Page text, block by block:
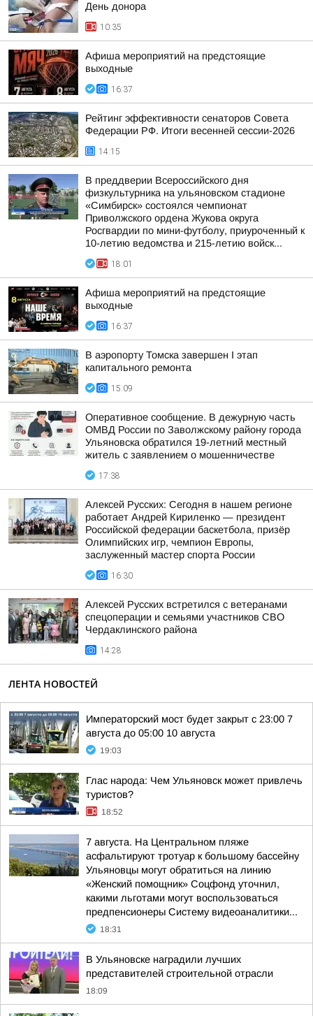
День донора
10:35
Афиша мероприятий на предстоящие
выходные
16:37
Рейтинг эффективности сенаторов Совета
Федерации РФ. Итоги весенней сессии-2026
14:15
В преддверии Всероссийского дня
физкультурника на ульяновском стадионе
«Симбирск» состоялся чемпионат
Приволжского ордена Жукова округа
Росгвардии по мини-футболу, приуроченный к
10-летию ведомства и 215-летию войск...
18:01
Афиша мероприятий на предстоящие
выходные
16:37
В аэропорту Томска завершен I этап
капитального ремонта
15:09
Оперативное сообщение. В дежурную часть
ОМВД России по Заволжскому району города
Ульяновска обратился 19-летний местный
житель с заявлением о мошенничестве
17:38
Алексей Русских: Сегодня в нашем регионе
работает Андрей Кириленко — президент
Российской федерации баскетбола, призёр
Олимпийских игр, чемпион Европы,
заслуженный мастер спорта России
16:30
Алексей Русских встретился с ветеранами
спецоперации и семьями участников СВО
Чердаклинского района
14:28
ЛЕНТА НОВОСТЕЙ
Императорский мост будет закрыт с 23:00 7
августа до 05:00 10 августа
19:03
Глас народа: Чем Ульяновск может привлечь
туристов?
18:52
7 августа. На Центральном пляже
асфальтируют тротуар к большому бассейну
Ульяновцы могут обратиться на линию
«Женский помощник» Соцфонд уточнил,
какими льготами могут воспользоваться
предпенсионеры Систему видеоаналитики...
18:31
В Ульяновске наградили лучших
представителей строительной отрасли
18:09